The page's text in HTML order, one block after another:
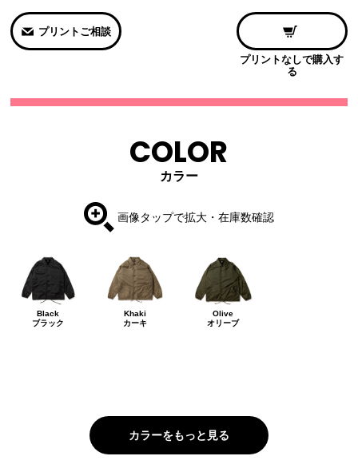
プリントご相談
プリントなしで購入す
る
COLOR
カラー
画像タップで拡大・在庫数確認
Black
ブラック
Khaki
カーキ
Olive
オリーブ